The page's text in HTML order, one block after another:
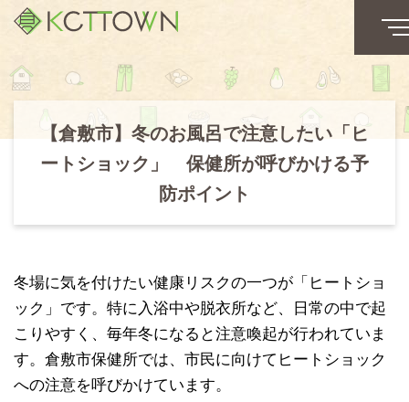
【倉敷市】冬のお風呂で注意したい「ヒ
ートショック」 保健所が呼びかける予
防ポイント
冬場に気を付けたい健康リスクの一つが「ヒートショ
ック」です。特に入浴中や脱衣所など、日常の中で起
こりやすく、毎年冬になると注意喚起が行われていま
す。倉敷市保健所では、市民に向けてヒートショック
への注意を呼びかけています。